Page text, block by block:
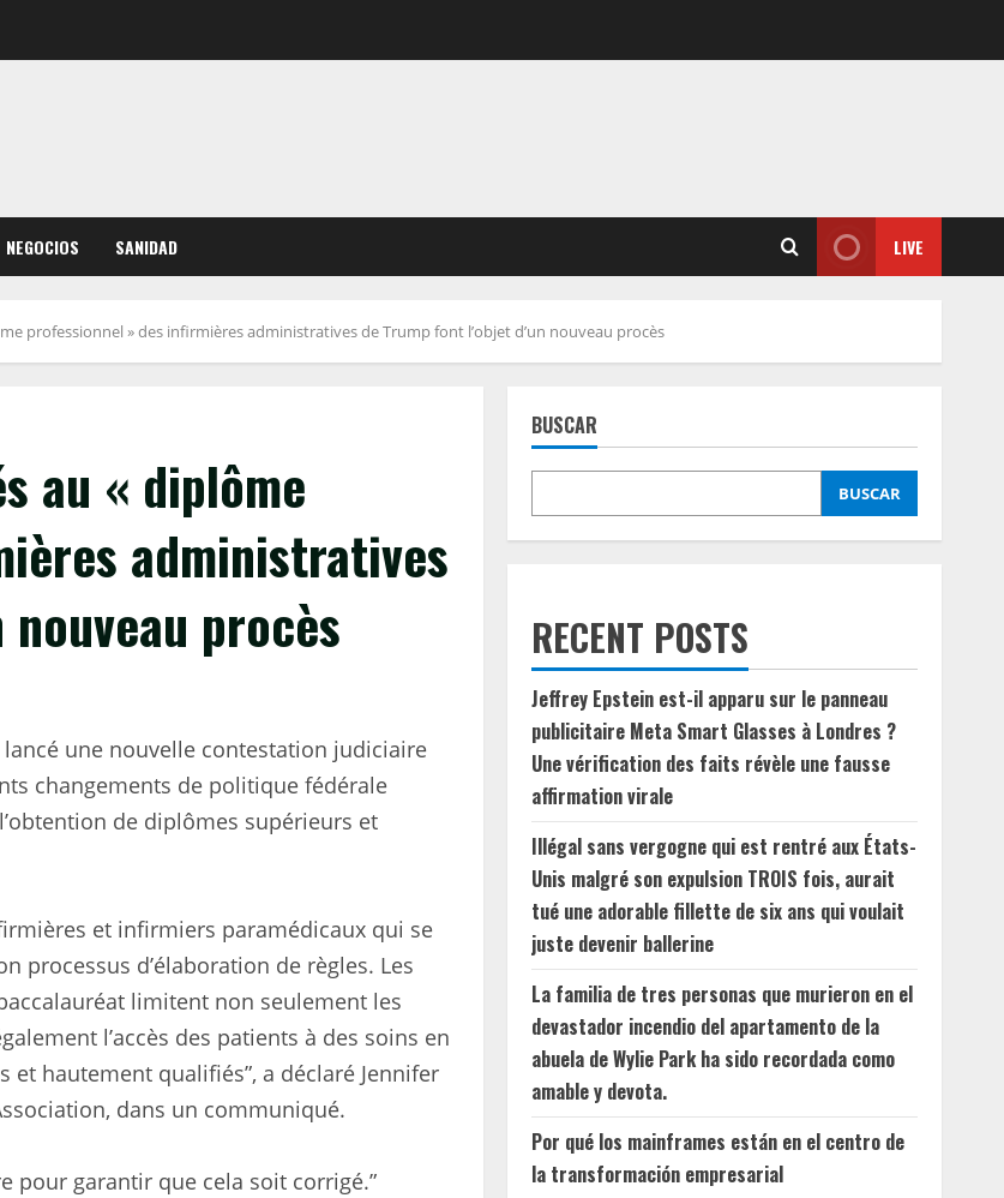
NEGOCIOS SANIDAD LIVE
professionnel » des infirmières administratives de Trump font l’objet d’un nouveau procès
au « diplôme
administratives
nouveau procès
une nouvelle contestation judiciaire
changements de politique fédérale
de diplômes supérieurs et
et infirmiers paramédicaux qui se
processus d’élaboration de règles. Les
limitent non seulement les
l’accès des patients à des soins en
hautement qualifiés”, a déclaré Jennifer
dans un communiqué.
pour garantir que cela soit corrigé.”
BUSCAR
BUSCAR
RECENT POSTS
Jeffrey Epstein est-il apparu sur le panneau
publicitaire Meta Smart Glasses à Londres ?
Une vérification des faits révèle une fausse
affirmation virale
Illégal sans vergogne qui est rentré aux États-
Unis malgré son expulsion TROIS fois, aurait
tué une adorable fillette de six ans qui voulait
juste devenir ballerine
La familia de tres personas que murieron en el
devastador incendio del apartamento de la
abuela de Wylie Park ha sido recordada como
amable y devota.
Por qué los mainframes están en el centro de
la transformación empresarial